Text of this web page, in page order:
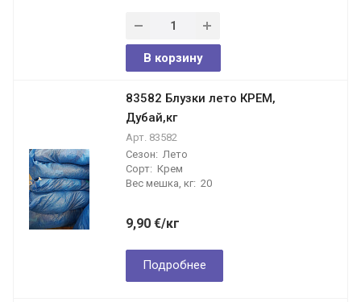
В корзину
83582 Блузки лето КРЕМ,
Дубай,кг
Арт. 83582
Сезон: Лето
Сорт: Крем
Вес мешка, кг: 20
9,90 €/кг
Подробнее